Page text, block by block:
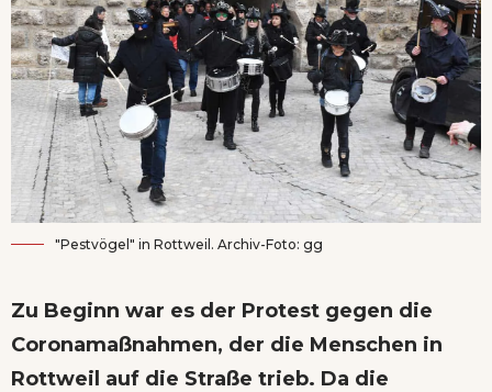
"Pestvögel" in Rottweil. Archiv-Foto: gg
Zu Beginn war es der Protest gegen die
Coronamaßnahmen, der die Menschen in
Rottweil auf die Straße trieb. Da die